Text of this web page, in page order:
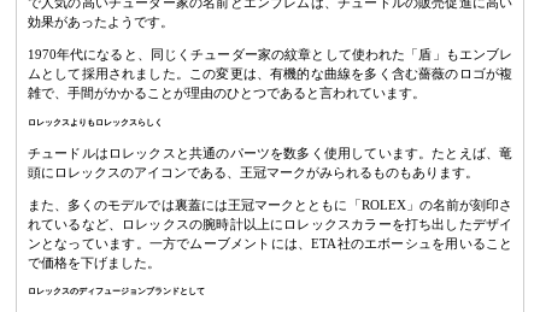
で人気の高いチューダー家の名前とエンブレムは、チュードルの販売促進に高い
効果があったようです。
1970年代になると、同じくチューダー家の紋章として使われた「盾」もエンブレ
ムとして採用されました。この変更は、有機的な曲線を多く含む薔薇のロゴが複
雑で、手間がかかることが理由のひとつであると言われています。
ロレックスよりもロレックスらしく
チュードルはロレックスと共通のパーツを数多く使用しています。たとえば、竜
頭にロレックスのアイコンである、王冠マークがみられるものもあります。
また、多くのモデルでは裏蓋には王冠マークとともに「ROLEX」の名前が刻印さ
れているなど、ロレックスの腕時計以上にロレックスカラーを打ち出したデザイ
ンとなっています。一方でムーブメントには、ETA社のエボーシュを用いること
で価格を下げました。
ロレックスのディフュージョンブランドとして